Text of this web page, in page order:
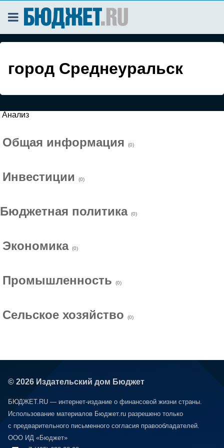
город Среднеуральск
Анализ
Общая информация (0)
Инвестиции (0)
Бюджетная политика (0)
Экономика (0)
Промышленность (0)
Сельское хозяйство (0)
© 2026 Издательский дом Бюджет
БЮДЖЕТ.RU — интернет-издание о финансовой жизни страны.
Использование материалов Бюджет.ru разрешено только
с предварительного письменного согласия правообладателей.
ООО ИД «Бюджет»